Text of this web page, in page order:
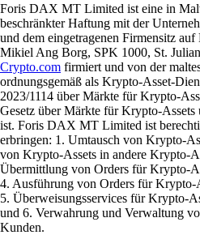
Foris DAX MT Limited ist eine in
beschränkter Haftung mit der
und dem eingetragenen Firmensitz
Mikiel Ang Borg, SPK 1000, St.
Crypto.com firmiert und von der
ordnungsgemäß als Krypto-Asset-
2023/1114 über Märkte für Krypto-
Gesetz über Märkte für Krypto-Assets
ist. Foris DAX MT Limited ist
erbringen: 1. Umtausch von Krypto-
von Krypto-Assets in andere Krypto-
Übermittlung von Orders für Krypto-
4. Ausführung von Orders für Krypto-
5. Überweisungsservices für Krypto-
und 6. Verwahrung und Verwaltung
Kunden.